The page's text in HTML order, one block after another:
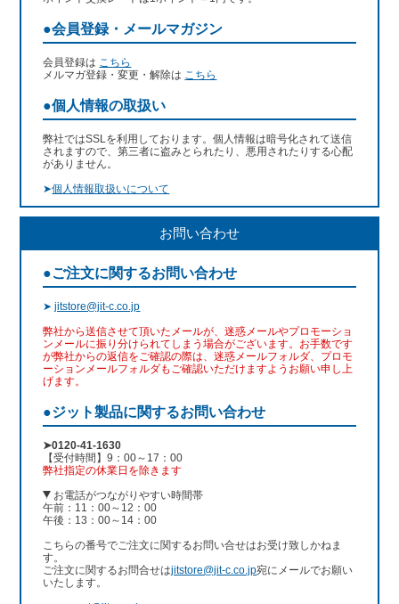
●会員登録・メールマガジン
会員登録は こちら
メルマガ登録・変更・解除は こちら
●個人情報の取扱い
弊社ではSSLを利用しております。個人情報は暗号化されて送信
されますので、第三者に盗みとられたり、悪用されたりする心配
がありません。
➤個人情報取扱いについて
お問い合わせ
●ご注文に関するお問い合わせ
➤jitstore@jit-c.co.jp
弊社から送信させて頂いたメールが、迷惑メールやプロモーショ
ンメールに振り分けられてしまう場合がございます。お手数です
が弊社からの返信をご確認の際は、迷惑メールフォルダ、プロモ
ーションメールフォルダもご確認いただけますようお願い申し上
げます。
●ジット製品に関するお問い合わせ
➤0120-41-1630
【受付時間】9：00～17：00
弊社指定の休業日を除きます
お電話がつながりやすい時間帯
午前：11：00～12：00
午後：13：00～14：00
こちらの番号でご注文に関するお問い合せはお受け致しかねま
す。
ご注文に関するお問合せはjitstore@jit-c.co.jp宛にメールでお願い
いたします。